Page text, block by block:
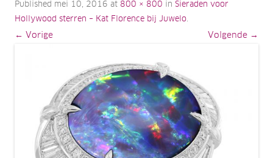
Published mei 10, 2016 at 800 × 800 in Sieraden voor
Hollywood sterren – Kat Florence bij Juwelo.
← Vorige Volgende →